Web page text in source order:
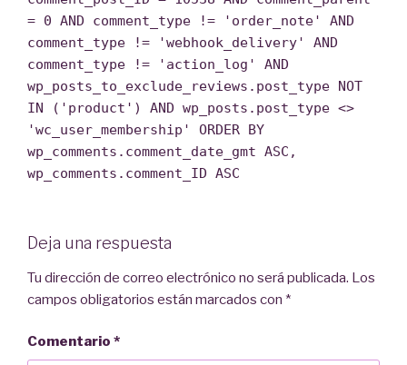
= 0 AND comment_type != 'order_note' AND
comment_type != 'webhook_delivery' AND
comment_type != 'action_log' AND
wp_posts_to_exclude_reviews.post_type NOT
IN ('product') AND wp_posts.post_type <>
'wc_user_membership' ORDER BY
wp_comments.comment_date_gmt ASC,
wp_comments.comment_ID ASC
Deja una respuesta
Tu dirección de correo electrónico no será publicada. Los
campos obligatorios están marcados con *
Comentario *